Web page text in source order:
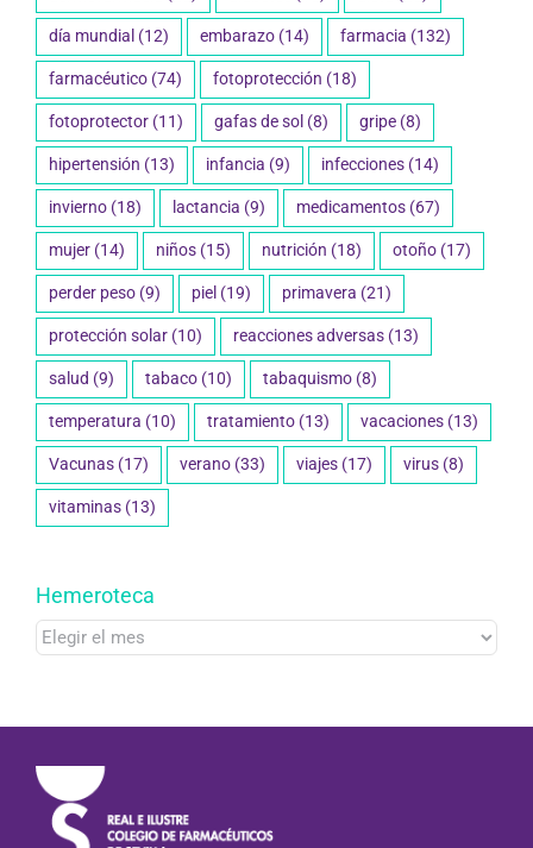
día mundial (12) embarazo (14) farmacia (132)
farmacéutico (74) fotoprotección (18)
fotoprotector (11) gafas de sol (8) gripe (8)
hipertensión (13) infancia (9) infecciones (14)
invierno (18) lactancia (9) medicamentos (67)
mujer (14) niños (15) nutrición (18) otoño (17)
perder peso (9) piel (19) primavera (21)
protección solar (10) reacciones adversas (13)
salud (9) tabaco (10) tabaquismo (8)
temperatura (10) tratamiento (13) vacaciones (13)
Vacunas (17) verano (33) viajes (17) virus (8)
vitaminas (13)
Hemeroteca
Hemeroteca